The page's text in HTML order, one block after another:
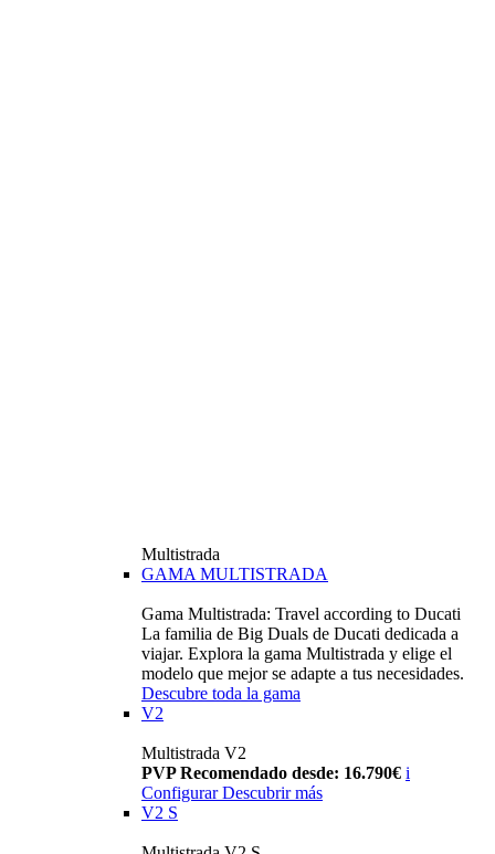
Multistrada
GAMA MULTISTRADA
Gama Multistrada: Travel according to Ducati
La familia de Big Duals de Ducati dedicada a
viajar. Explora la gama Multistrada y elige el
modelo que mejor se adapte a tus necesidades.
Descubre toda la gama
V2
Multistrada V2
PVP Recomendado desde: 16.790€ i
Configurar Descubrir más
V2 S